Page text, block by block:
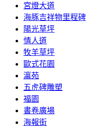
宮燈大道
海豚吉祥物里程碑
陽光草坪
情人道
牧羊草坪
歐式花園
瀛苑
五虎碑雕塑
福園
書卷廣場
海報街